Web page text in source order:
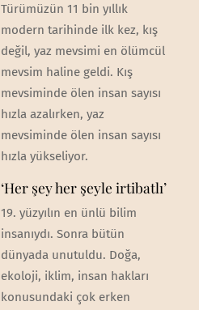
Türümüzün 11 bin yıllık
modern tarihinde ilk kez, kış
değil, yaz mevsimi en ölümcül
mevsim haline geldi. Kış
mevsiminde ölen insan sayısı
hızla azalırken, yaz
mevsiminde ölen insan sayısı
hızla yükseliyor.
‘Her şey her şeyle irtibatlı’
19. yüzyılın en ünlü bilim
insanıydı. Sonra bütün
dünyada unutuldu. Doğa,
ekoloji, iklim, insan hakları
konusundaki çok erken